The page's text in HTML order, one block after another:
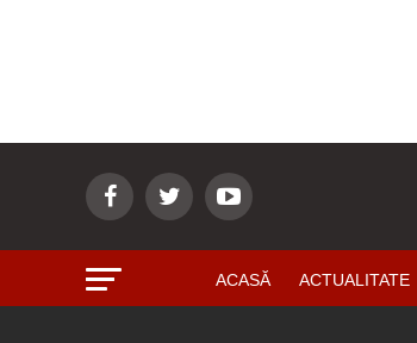
ACASĂ ACTUALITATE